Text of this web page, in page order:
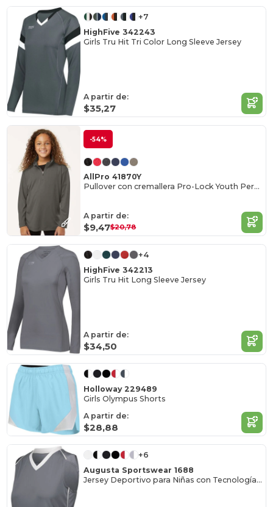
+7
HighFive 342243
Girls Tru Hit Tri Color Long Sleeve Jersey
A partir de:
$35,27
-54%
AllPro 41870Y
Pullover con cremallera Pro-Lock Youth Performance Quarter-Zip
A partir de:
$9,47$20,78
+4
HighFive 342213
Girls Tru Hit Long Sleeve Jersey
A partir de:
$34,50
Holloway 229489
Girls Olympus Shorts
A partir de:
$28,88
+6
Augusta Sportswear 1688
Jersey Deportivo para Niñas con Tecnología Antimigración